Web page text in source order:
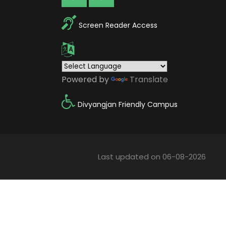
Screen Reader Access
Powered by Translate
Divyangjan Friendly Campus
Last updated on 06-08-2026